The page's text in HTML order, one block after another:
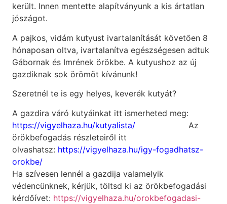
került. Innen mentette alapítványunk a kis ártatlan
jószágot.
A pajkos, vidám kutyust ivartalanítását követően 8
hónaposan oltva, ivartalanítva egészségesen adtuk
Gábornak és Imrének örökbe. A kutyushoz az új
gazdiknak sok örömöt kívánunk!
Szeretnél te is egy helyes, keverék kutyát?
A gazdira váró kutyáinkat itt ismerheted meg:
https://vigyelhaza.hu/kutyalista/
Az
örökbefogadás részleteiről itt
olvashatsz: https://vigyelhaza.hu/igy-fogadhatsz-
orokbe/
Ha szívesen lennél a gazdija valamelyik
védencünknek, kérjük, töltsd ki az örökbefogadási
kérdőívet: https://vigyelhaza.hu/orokbefogadasi-